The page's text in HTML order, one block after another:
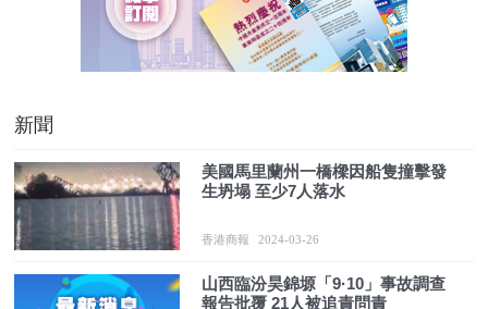
新聞
美國馬里蘭州一橋樑因船隻撞擊發
生坍塌 至少7人落水
香港商報 2024-03-26
山西臨汾昊錦塬「9·10」事故調查
報告批覆 21人被追責問責